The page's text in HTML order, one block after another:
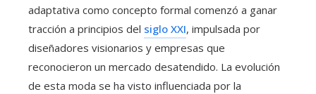
adaptativa como concepto formal comenzó a ganar
tracción a principios del siglo XXI, impulsada por
diseñadores visionarios y empresas que
reconocieron un mercado desatendido. La evolución
de esta moda se ha visto influenciada por la